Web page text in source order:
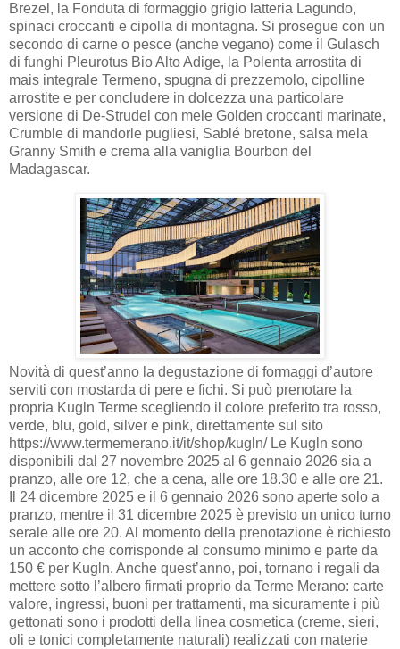
Brezel, la Fonduta di formaggio grigio latteria Lagundo,
spinaci croccanti e cipolla di montagna. Si prosegue con un
secondo di carne o pesce (anche vegano) come il Gulasch
di funghi Pleurotus Bio Alto Adige, la Polenta arrostita di
mais integrale Termeno, spugna di prezzemolo, cipolline
arrostite e per concludere in dolcezza una particolare
versione di De-Strudel con mele Golden croccanti marinate,
Crumble di mandorle pugliesi, Sablé bretone, salsa mela
Granny Smith e crema alla vaniglia Bourbon del
Madagascar.
Novità di quest’anno la degustazione di formaggi d’autore
serviti con mostarda di pere e fichi. Si può prenotare la
propria Kugln Terme scegliendo il colore preferito tra rosso,
verde, blu, gold, silver e pink, direttamente sul sito
https://www.termemerano.it/it/shop/kugln/ Le Kugln sono
disponibili dal 27 novembre 2025 al 6 gennaio 2026 sia a
pranzo, alle ore 12, che a cena, alle ore 18.30 e alle ore 21.
Il 24 dicembre 2025 e il 6 gennaio 2026 sono aperte solo a
pranzo, mentre il 31 dicembre 2025 è previsto un unico turno
serale alle ore 20. Al momento della prenotazione è richiesto
un acconto che corrisponde al consumo minimo e parte da
150 € per Kugln. Anche quest’anno, poi, tornano i regali da
mettere sotto l’albero firmati proprio da Terme Merano: carte
valore, ingressi, buoni per trattamenti, ma sicuramente i più
gettonati sono i prodotti della linea cosmetica (creme, sieri,
oli e tonici completamente naturali) realizzati con materie